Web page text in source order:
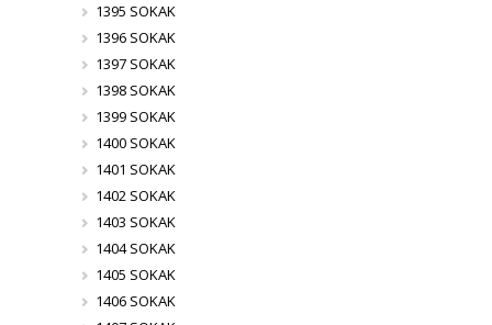
1395 SOKAK
1396 SOKAK
1397 SOKAK
1398 SOKAK
1399 SOKAK
1400 SOKAK
1401 SOKAK
1402 SOKAK
1403 SOKAK
1404 SOKAK
1405 SOKAK
1406 SOKAK